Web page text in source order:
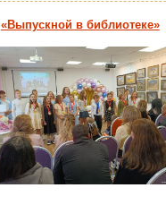
«Выпускной в библиотеке»